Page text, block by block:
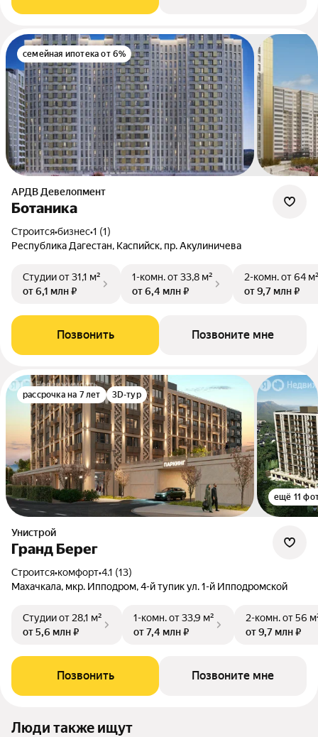
семейная ипотека от 6%
АРДВ Девелопмент
Ботаника
Строится•бизнес•1 (1)
Республика Дагестан, Каспийск, пр. Акулиничева
Студииот 31,1 м²
от 6,1 млн ₽
1-комн.от 33,8 м²
от 6,4 млн ₽
2-комн.от 64
от 9,7 млн ₽
Позвонить Позвоните мне
рассрочка на 7 лет 3D-тур
ещё 11
Унистрой
Гранд Берег
Строится•комфорт•4.1 (13)
Махачкала, мкр. Ипподром, 4-й тупик ул. 1-й Ипподромской
Студииот 28,1 м²
от 5,6 млн ₽
1-комн.от 33,9 м²
от 7,4 млн ₽
2-комн.от 56
от 9,7 млн ₽
Позвонить Позвоните мне
Люди также ищут